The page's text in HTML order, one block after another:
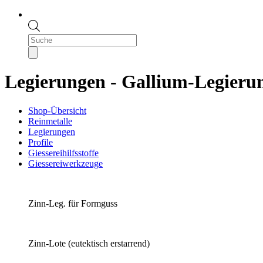
Products
search
Legierungen - Gallium-
Shop-Übersicht
Reinmetalle
Legierungen
Profile
Giessereihilfsstoffe
Giessereiwerkzeuge
Zinn-Leg. für Formguss
Zinn-Lote (eutektisch erstarrend)